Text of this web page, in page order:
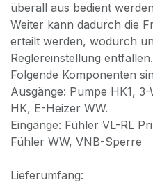
überall aus bedient
Weiter kann dadurch die
erteilt werden, wodurch
Reglereinstellung entfallen.
Folgende Komponenten
Ausgänge: Pumpe HK1,
HK, E-Heizer WW.
Eingänge: Fühler VL-RL
Fühler WW, VNB-Sperre
Lieferumfang: